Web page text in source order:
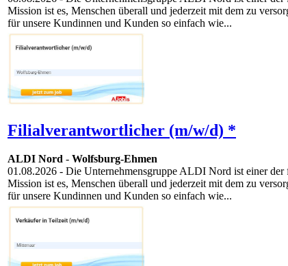
Mission ist es, Menschen überall und jederzeit mit dem zu
für unsere Kundinnen und Kunden so einfach wie...
Filialverantwortlicher (m/w/d) *
ALDI Nord - Wolfsburg-Ehmen
01.08.2026 - Die Unternehmensgruppe ALDI Nord ist einer
Mission ist es, Menschen überall und jederzeit mit dem zu
für unsere Kundinnen und Kunden so einfach wie...